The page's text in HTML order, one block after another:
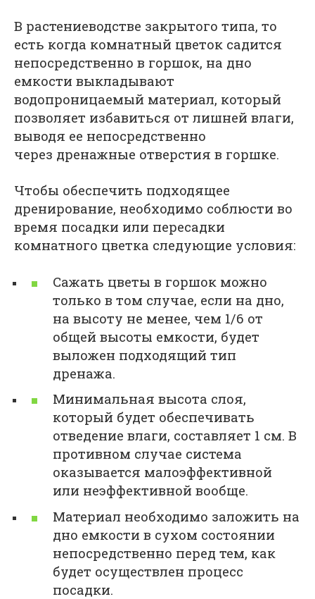
В растениеводстве закрытого типа, то
есть когда комнатный цветок садится
непосредственно в горшок, на дно
емкости выкладывают
водопроницаемый материал, который
позволяет избавиться от лишней влаги,
выводя ее непосредственно
через дренажные отверстия в горшке.
Чтобы обеспечить подходящее
дренирование, необходимо соблюсти во
время посадки или пересадки
комнатного цветка следующие условия:
Сажать цветы в горшок можно
только в том случае, если на дно,
на высоту не менее, чем 1/6 от
общей высоты емкости, будет
выложен подходящий тип
дренажа.
Минимальная высота слоя,
который будет обеспечивать
отведение влаги, составляет 1 см. В
противном случае система
оказывается малоэффективной
или неэффективной вообще.
Материал необходимо заложить на
дно емкости в сухом состоянии
непосредственно перед тем, как
будет осуществлен процесс
посадки.